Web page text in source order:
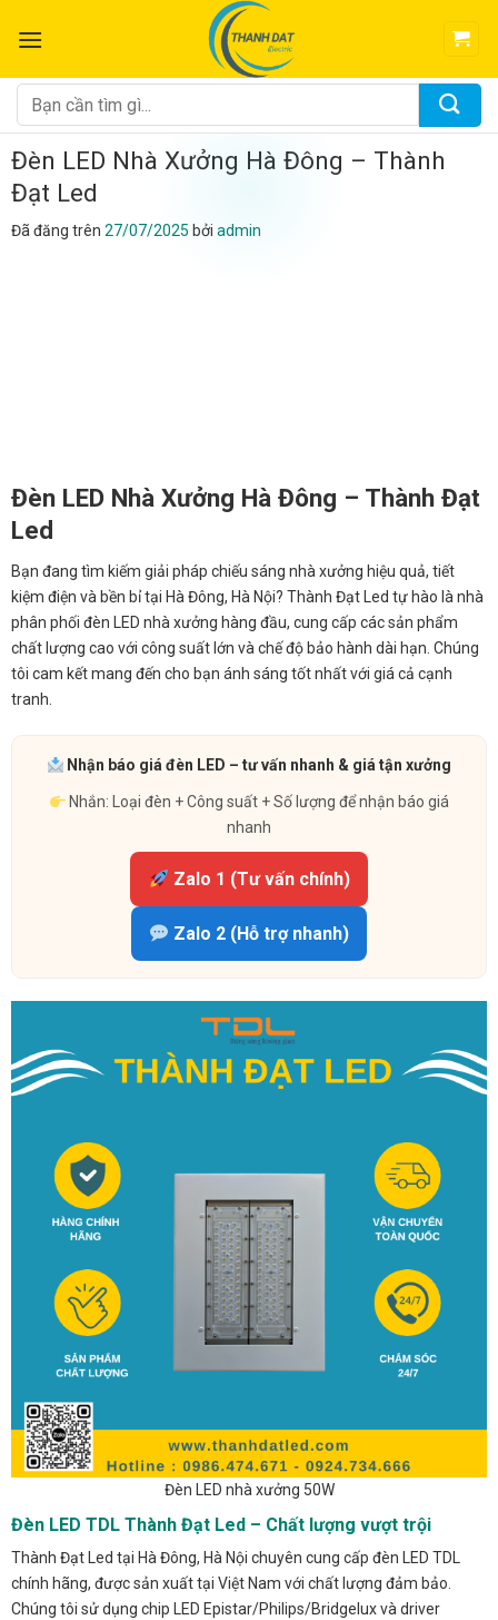
đến
dung
Tìm
kiếm:
Đèn LED Nhà Xưởng Hà Đông – Thành
Đạt Led
Đã đăng trên 27/07/2025 bởi admin
Đèn LED Nhà Xưởng Hà Đông – Thành Đạt
Led
Bạn đang tìm kiếm giải pháp chiếu sáng nhà xưởng hiệu quả, tiết
kiệm điện và bền bỉ tại Hà Đông, Hà Nội? Thành Đạt Led tự hào là nhà
phân phối đèn LED nhà xưởng hàng đầu, cung cấp các sản phẩm
chất lượng cao với công suất lớn và chế độ bảo hành dài hạn. Chúng
tôi cam kết mang đến cho bạn ánh sáng tốt nhất với giá cả cạnh
tranh.
Nhận báo giá đèn LED – tư vấn nhanh & giá tận xưởng
Nhắn: Loại đèn + Công suất + Số lượng để nhận báo giá
nhanh
Zalo 1 (Tư vấn chính)
Zalo 2 (Hỗ trợ nhanh)
Đèn LED nhà xưởng 50W
Đèn LED TDL Thành Đạt Led – Chất lượng vượt trội
Thành Đạt Led tại Hà Đông, Hà Nội chuyên cung cấp đèn LED TDL
chính hãng, được sản xuất tại Việt Nam với chất lượng đảm bảo.
Chúng tôi sử dụng chip LED Epistar/Philips/Bridgelux và driver